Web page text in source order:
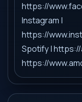
https://
Instagram |
https://
Spotify |
https://